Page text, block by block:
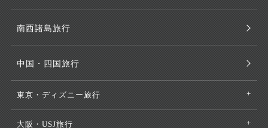
南西諸島旅行
中国・四国旅行
東京・ディズニー旅行
大阪・USJ旅行